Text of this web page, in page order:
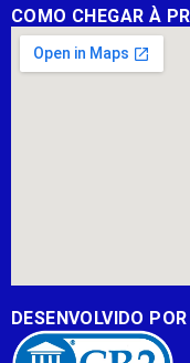
COMO CHEGAR À
DESENVOLVIDO